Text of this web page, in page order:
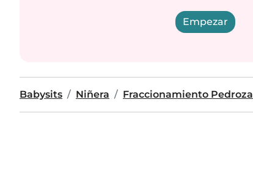
Empezar
Babysits Niñera Fraccionamiento Pedroza